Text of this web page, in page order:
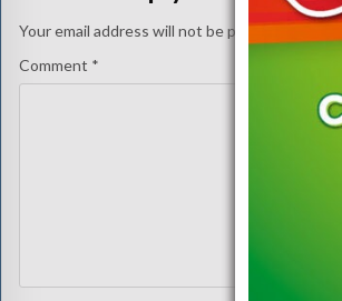
Your email address will not be published.
Comment *